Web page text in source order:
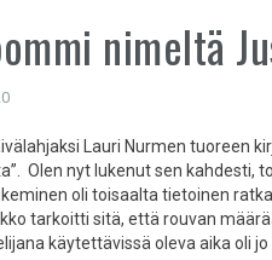
nimeltä
Lauri Nurmen tuoreen
Olen nyt lukenut sen kahdesti,
oli toisaalta tietoinen
tarkoitti sitä, että rouvan
käytettävissä oleva aika oli